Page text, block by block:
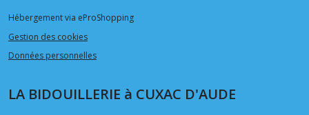
Hébergement via eProShopping
Gestion des cookies
Données personnelles
LA BIDOUILLERIE à CUXAC D'AUDE